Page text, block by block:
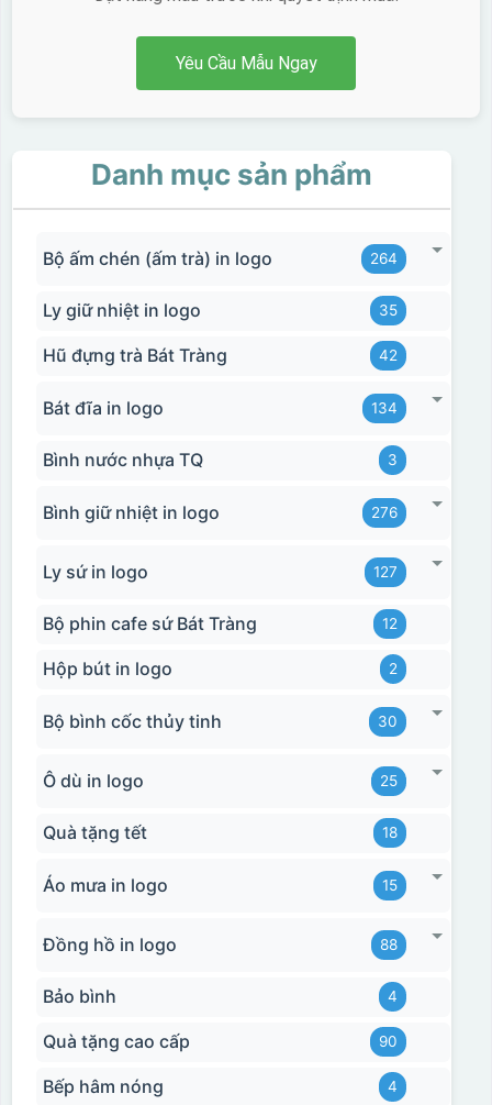
Yêu Cầu Mẫu Ngay
Danh mục sản phẩm
Bộ ấm chén (ấm trà) in logo 264
Ly giữ nhiệt in logo 35
Hũ đựng trà Bát Tràng 42
Bát đĩa in logo 134
Bình nước nhựa TQ 3
Bình giữ nhiệt in logo 276
Ly sứ in logo 127
Bộ phin cafe sứ Bát Tràng 12
Hộp bút in logo 2
Bộ bình cốc thủy tinh 30
Ô dù in logo 25
Quà tặng tết 18
Áo mưa in logo 15
Đồng hồ in logo 88
Bảo bình 4
Quà tặng cao cấp 90
Bếp hâm nóng 4